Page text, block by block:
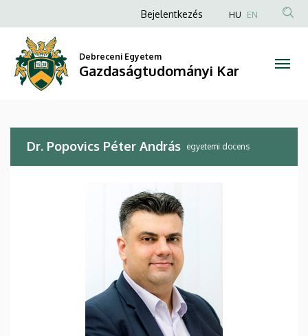
Popovics
Péter
András
Gazdaságtudományi
a
tartalomra
Anonim
fiók
menüje
Bejelentkezés HU EN
Debreceni Egyetem
Gazdaságtudományi Kar
Dr. Popovics Péter András egyetemi docens